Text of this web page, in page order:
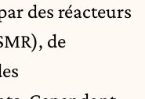
des réacteurs
de